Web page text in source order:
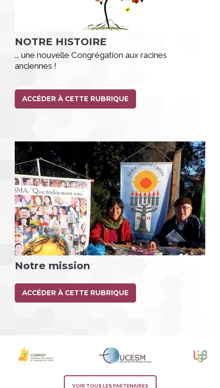
NOTRE HISTOIRE
... une nouvelle Congrégation aux racines
anciennes !
ACCÉDER À CETTE RUBRIQUE
Notre mission
ACCÉDER À CETTE RUBRIQUE
VOIR TOUS LES PARTENAIRES